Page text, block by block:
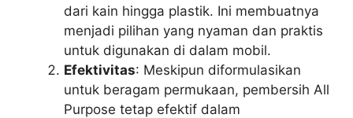
dari kain hingga plastik. Ini membuatnya
menjadi pilihan yang nyaman dan praktis
untuk digunakan di dalam mobil.
Efektivitas: Meskipun diformulasikan
untuk beragam permukaan, pembersih All
Purpose tetap efektif dalam